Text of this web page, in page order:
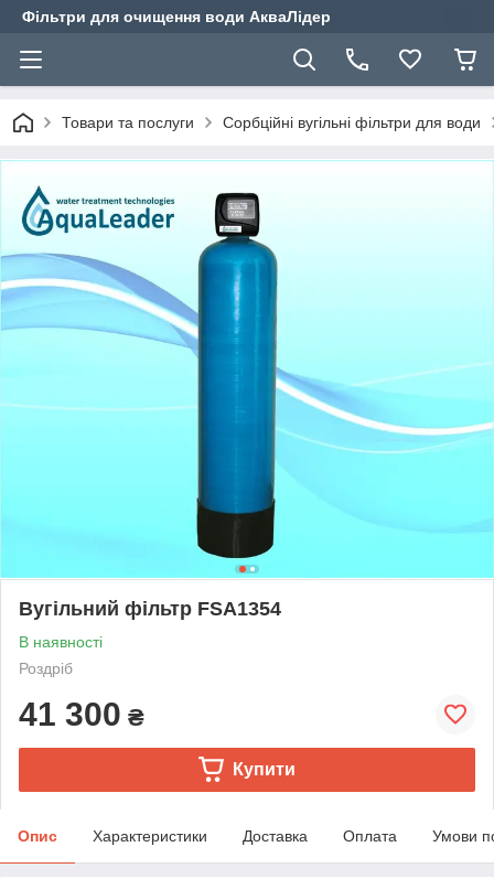
Фільтри для очищення води АкваЛідер
Товари та послуги Сорбційні вугільні фільтри для води
Вугільний фільтр FSA1354
В наявності
Роздріб
41 300 ₴
Купити
Опис Характеристики Доставка Оплата Умови